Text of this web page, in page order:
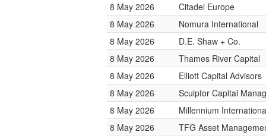
8 May 2026
Citadel Europe
8 May 2026
Nomura International
8 May 2026
D.E. Shaw + Co.
8 May 2026
Thames River Capital
8 May 2026
Elliott Capital Advisors
8 May 2026
Sculptor Capital
8 May 2026
Millennium
8 May 2026
TFG Asset